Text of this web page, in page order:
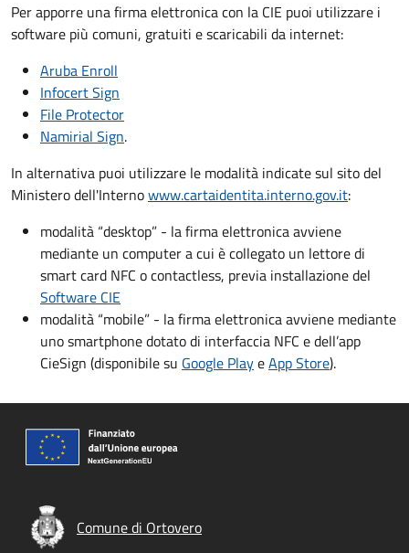
Per apporre una firma elettronica con la CIE puoi utilizzare i
software più comuni, gratuiti e scaricabili da internet:
Aruba Enroll
Infocert Sign
File Protector
Namirial Sign.
In alternativa puoi utilizzare le modalità indicate sul sito del
Ministero dell'Internowww.cartaidentita.interno.gov.it:
modalità “desktop” - la firma elettronica avviene
mediante un computer a cui è collegato un lettore di
smart card NFC o contactless, previa installazione del
Software CIE
modalità “mobile” - la firma elettronica avviene mediante
uno smartphone dotato di interfaccia NFC e dell’app
CieSign (disponibile su Google PlayeApp Store).
Comune di Ortovero